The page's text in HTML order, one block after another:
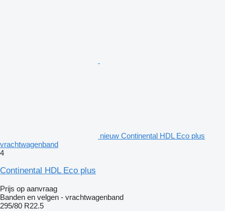
nieuw Continental HDL Eco plus
vrachtwagenband
4
Continental HDL Eco plus
Prijs op aanvraag
Banden en velgen - vrachtwagenband
295/80 R22.5